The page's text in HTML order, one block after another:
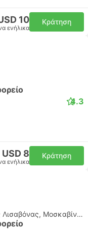
10
ενήλικα
Κράτηση
4.3
USD 8
ενήλικα
Κράτηση
Σταθμός λεωφορείων της Οριέντε της Λισαβόνας, Μοσκαβίντε